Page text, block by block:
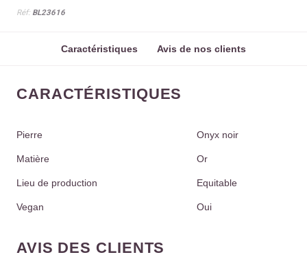
Réf: BL23616
Caractéristiques Avis de nos clients
CARACTÉRISTIQUES
Pierre Onyx noir
Matière Or
Lieu de production Equitable
Vegan Oui
AVIS DES CLIENTS